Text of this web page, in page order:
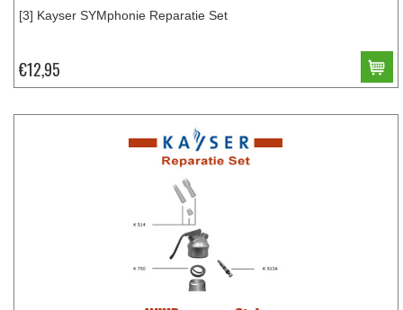
[3] Kayser SYMphonie Reparatie Set
€12,95